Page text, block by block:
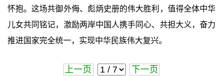
怀抱。这场共御外侮、彪炳史册的伟大胜利，值得全体中华
儿女共同铭记，激励两岸中国人携手同心、共担大义，奋力
推进国家完全统一，实现中华民族伟大复兴。
上一页 下一页